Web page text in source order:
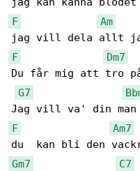
F
Am
F
Dm7
Du får mig att tro
G7
F
Am7
Gm7
C7